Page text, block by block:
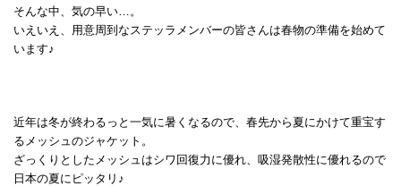
そんな中、気の早い…。
いえいえ、用意周到なステッラメンバーの皆さんは春物の準備を始めて
います♪
近年は冬が終わるっと一気に暑くなるので、春先から夏にかけて重宝す
るメッシュのジャケット。
ざっくりとしたメッシュはシワ回復力に優れ、吸湿発散性に優れるので
日本の夏にピッタリ♪